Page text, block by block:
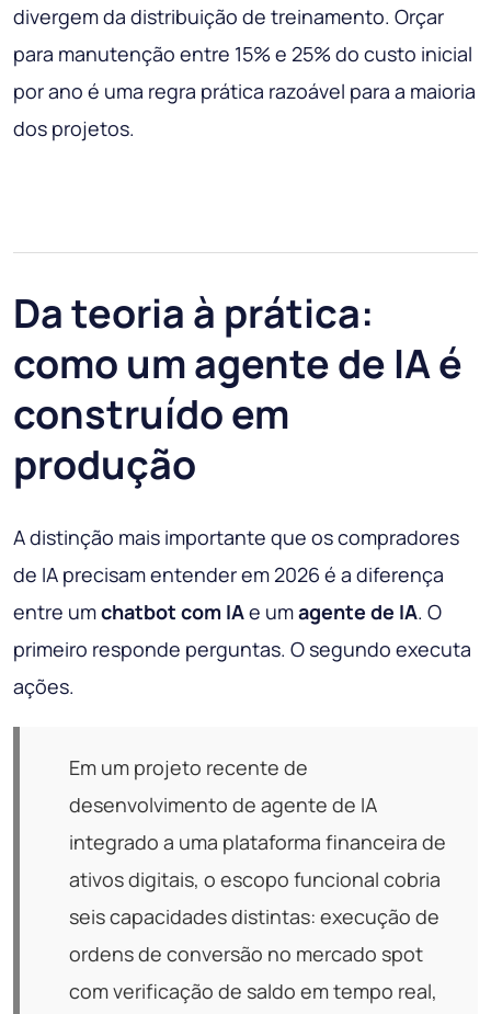
divergem da distribuição de treinamento. Orçar
para manutenção entre 15% e 25% do custo inicial
por ano é uma regra prática razoável para a maioria
dos projetos.
Da teoria à prática:
como um agente de IA é
construído em
produção
A distinção mais importante que os compradores
de IA precisam entender em 2026 é a diferença
entre umchatbot com IAe umagente de IA. O
primeiro responde perguntas. O segundo executa
ações.
Em um projeto recente de
desenvolvimento de agente de IA
integrado a uma plataforma financeira de
ativos digitais, o escopo funcional cobria
seis capacidades distintas: execução de
ordens de conversão no mercado spot
com verificação de saldo em tempo real,